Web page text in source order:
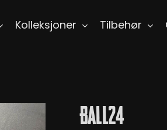
Kolleksjoner Tilbehør
Ball24